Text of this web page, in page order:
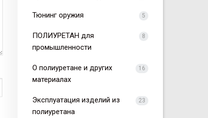
Тюнинг оружия 5
ПОЛИУРЕТАН для
промышленности
8
О полиуретане и других
материалах
16
Эксплуатация изделий из
полиуретана
23